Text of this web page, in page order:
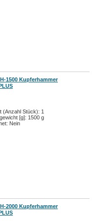
1500 Kupferhammer
(Anzahl Stück): 1
[g]: 1500 g
Nein
2000 Kupferhammer